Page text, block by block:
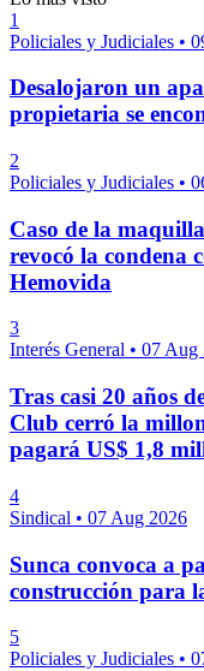
1
Policiales y Judiciales •
Desalojaron un
propietaria se
2
Policiales y Judiciales •
Caso de la
revocó la condena
Hemovida
3
Interés General • 07 Aug
Tras casi 20 años
Club cerró la
pagará US$ 1,8
4
Sindical • 07 Aug 2026
Sunca convoca a
construcción para
5
Policiales y Judiciales •